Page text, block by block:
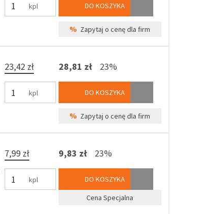
kpl DO KOSZYKA
% Zapytaj o cenę dla firm
23,42 zł
kpl
28,81 zł 23%
DO KOSZYKA
% Zapytaj o cenę dla firm
7,99 zł
kpl
9,83 zł 23%
DO KOSZYKA
Cena Specjalna